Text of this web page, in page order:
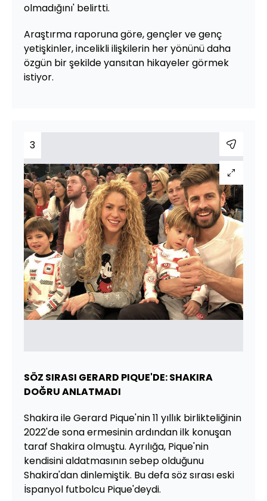
olmadığını' belirtti.
Araştırma raporuna göre, gençler ve genç
yetişkinler, incelikli ilişkilerin her yönünü daha
özgün bir şekilde yansıtan hikayeler görmek
istiyor.
3
SÖZ SIRASI GERARD PIQUE'DE: SHAKIRA
DOĞRU ANLATMADI
Shakira ile Gerard Pique'nin 11 yıllık birlikteliğinin
2022'de sona ermesinin ardından ilk konuşan
taraf Shakira olmuştu. Ayrılığa, Pique'nin
kendisini aldatmasının sebep olduğunu
Shakira'dan dinlemiştik. Bu defa söz sırası eski
İspanyol futbolcu Pique'deydi.